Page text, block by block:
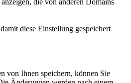
diese Einstellung gespeichert
von Ihnen speichern, können Sie